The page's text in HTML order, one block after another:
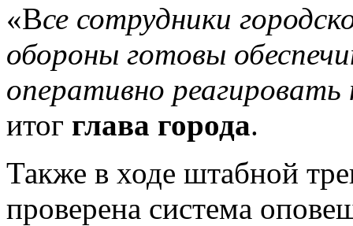
«Все сотрудники
обороны готовы
оперативно
итог глава города.
Также в ходе штабной
проверена система